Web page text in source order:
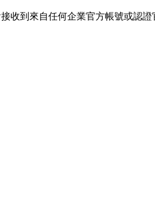
收到來自任何企業官方帳號或認證